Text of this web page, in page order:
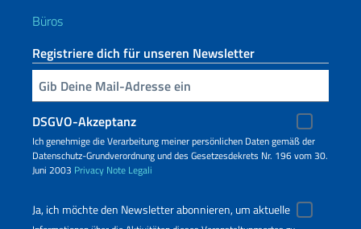
Büros
Registriere dich für unseren Newsletter
Geben Sie Ihre E-Mail ein
DSGVO-Akzeptanz
Ich genehmige die Verarbeitung meiner persönlichen Daten gemäß der
Datenschutz-Grundverordnung und des Gesetzesdekrets Nr. 196 vom 30.
Juni 2003 Privacy Note Legali
Ja, ich möchte den Newsletter abonnieren, um aktuelle